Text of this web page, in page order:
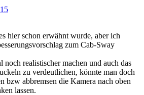
hier schon erwähnt wurde, aber ich
zum Cab-Sway
noch realistischer machen und auch das
zu verdeutlichen, könnte man doch
bzw abbremsen die Kamera nach oben
lassen.